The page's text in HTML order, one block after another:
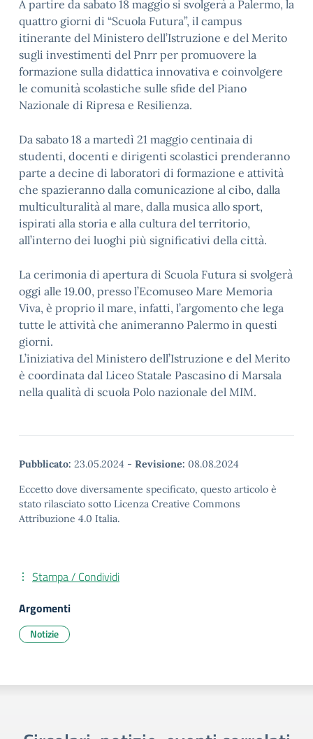
A partire da sabato 18 maggio si svolgerà a Palermo, la
quattro giorni di “Scuola Futura”, il campus
itinerante del Ministero dell’Istruzione e del Merito
sugli investimenti del Pnrr per promuovere la
formazione sulla didattica innovativa e coinvolgere
le comunità scolastiche sulle sfide del Piano
Nazionale di Ripresa e Resilienza.
Da sabato 18 a martedì 21 maggio centinaia di
studenti, docenti e dirigenti scolastici prenderanno
parte a decine di laboratori di formazione e attività
che spazieranno dalla comunicazione al cibo, dalla
multiculturalità al mare, dalla musica allo sport,
ispirati alla storia e alla cultura del territorio,
all’interno dei luoghi più significativi della città.
La cerimonia di apertura di Scuola Futura si svolgerà
oggi alle 19.00, presso l’Ecomuseo Mare Memoria
Viva, è proprio il mare, infatti, l’argomento che lega
tutte le attività che animeranno Palermo in questi
giorni.
L’iniziativa del Ministero dell’Istruzione e del Merito
è coordinata dal Liceo Statale Pascasino di Marsala
nella qualità di scuola Polo nazionale del MIM.
Pubblicato: 23.05.2024 - Revisione: 08.08.2024
Eccetto dove diversamente specificato, questo articolo è
stato rilasciato sotto Licenza Creative Commons
Attribuzione 4.0 Italia.
Stampa / Condividi
Argomenti
Notizie